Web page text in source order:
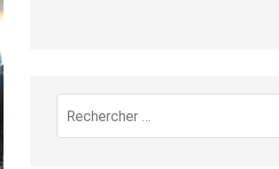
Recherche
pour